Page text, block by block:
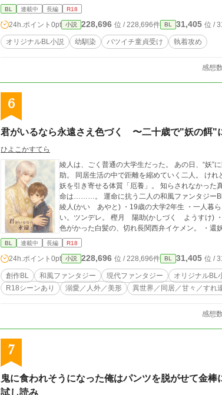
に向かった先は『CASTLE』という名のラブホテルだった。 ※こちらは、2025年10月12日開催のJ.GARDEN58にて配布された無配
ペーパー『約束の城』に加筆集を加えたものになります。無配ペーパーを
再会BL 執着攻め×バツイチ童貞受け
BL 連載中 長編 R18
24h.ポイント 0pt 小説 228,696 位 / 228,696件 BL 31,405 位 /
オリジナルBL小説 幼馴染 バツイチ童貞受け 執着攻め
感想
6
君がいるなら永遠さえ色づく 〜二十歳で"妖の餌"
ひよこかすてら
綾人は、ごく普通の大学生だった。 あの日、“妖”に襲われるまでは。 命を救った
助。 同居生活の中で距離を縮めていく二人。 けれ
妖を引き寄せる体質「厄養」。 知らされなかった真実に、すれ違う想い。 祝福されない誕生日から始まる、恋と運
命は………。 運命に抗う二人の和風ファンタジーBL。 関西弁不老イケメン×ツンデレ大学生 ＊登場人物
綾人(かい あやと) ・19歳の大学2年生 ・一人暮
い。ツンデレ。 樫月 陽助(かしづく ようすけ) ・見た目は24歳くらい。だが、実年齢は300年ほど。 ・毛先が桃
色がかった白髪の、切れ長関西弁イケメン。 ・還
BL 連載中 長編 R18
24h.ポイント 0pt 小説 228,696 位 / 228,696件 BL 31,405 位 /
創作BL 和風ファンタジー 現代ファンタジー オリジナルBL
R18シーンあり
溺愛／人外／美形 異世界／同居／甘々／すれ
感想
7
鬼に食われそうになった俺はパンツを脱がせて金
試し読み